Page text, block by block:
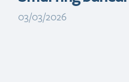
03/03/2026